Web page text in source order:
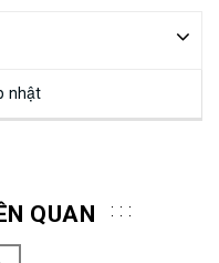
nhật
QUAN